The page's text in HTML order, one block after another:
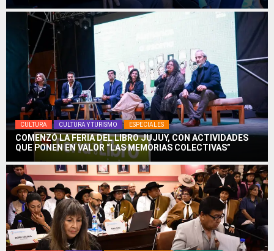
CULTURA CULTURA Y TURISMO ESPECIALES
COMENZÓ LA FERIA DEL LIBRO JUJUY, CON ACTIVIDADES
QUE PONEN EN VALOR “LAS MEMORIAS COLECTIVAS”